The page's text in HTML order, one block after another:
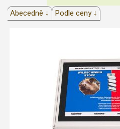
Abecedně ↓ Podle ceny ↓